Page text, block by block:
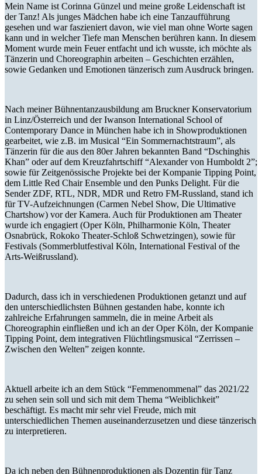
Mein Name ist Corinna Günzel und meine große Leidenschaft ist
der Tanz! Als junges Mädchen habe ich eine Tanzaufführung
gesehen und war faszieniert davon, wie viel man ohne Worte sagen
kann und in welcher Tiefe man Menschen berühren kann. In diesem
Moment wurde mein Feuer entfacht und ich wusste, ich möchte als
Tänzerin und Choreographin arbeiten – Geschichten erzählen,
sowie Gedanken und Emotionen tänzerisch zum Ausdruck bringen.
Nach meiner Bühnentanzausbildung am Bruckner Konservatorium
in Linz/Österreich und der Iwanson International School of
Contemporary Dance in München habe ich in Showproduktionen
gearbeitet, wie z.B. im Musical “Ein Sommernachtstraum”, als
Tänzerin für die aus den 80er Jahren bekannten Band “Dschinghis
Khan” oder auf dem Kreuzfahrtschiff “Alexander von Humboldt 2”;
sowie für Zeitgenössische Projekte bei der Kompanie Tipping Point,
dem Little Red Chair Ensemble und den Punks Delight. Für die
Sender ZDF, RTL, NDR, MDR und Retro FM-Russland, stand ich
für TV-Aufzeichnungen (Carmen Nebel Show, Die Ultimative
Chartshow) vor der Kamera. Auch für Produktionen am Theater
wurde ich engagiert (Oper Köln, Philharmonie Köln, Theater
Osnabrück, Rokoko Theater-Schloß Schwetzingen), sowie für
Festivals (Sommerblutfestival Köln, International Festival of the
Arts-Weißrussland).
Dadurch, dass ich in verschiedenen Produktionen getanzt und auf
den unterschiedlichsten Bühnen gestanden habe, konnte ich
zahlreiche Erfahrungen sammeln, die in meine Arbeit als
Choreographin einfließen und ich an der Oper Köln, der Kompanie
Tipping Point, dem integrativen Flüchtlingsmusical “Zerrissen –
Zwischen den Welten” zeigen konnte.
Aktuell arbeite ich an dem Stück “Femmenommenal” das 2021/22
zu sehen sein soll und sich mit dem Thema “Weiblichkeit”
beschäftigt. Es macht mir sehr viel Freude, mich mit
unterschiedlichen Themen auseinanderzusetzen und diese tänzerisch
zu interpretieren.
Da ich neben den Bühnenproduktionen als Dozentin für Tanz